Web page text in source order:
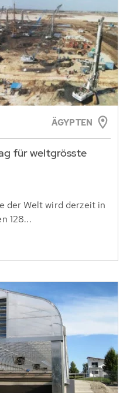
ÄGYPTEN
für weltgrösste
der Welt wird derzeit in
128...